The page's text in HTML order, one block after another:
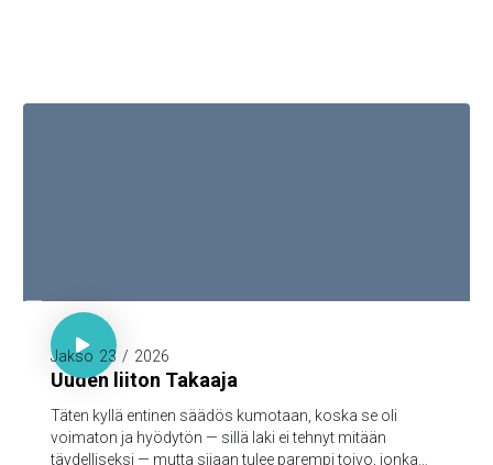
kautta varjellutte pelastukseen, joka on valmis
Hepr. 7:18-19

Jakso 23 / 2026
Uuden liiton Takaaja
Täten kyllä entinen säädös kumotaan, koska se oli
voimaton ja hyödytön — sillä laki ei tehnyt mitään
täydelliseksi — mutta sijaan tulee parempi toivo, jonka